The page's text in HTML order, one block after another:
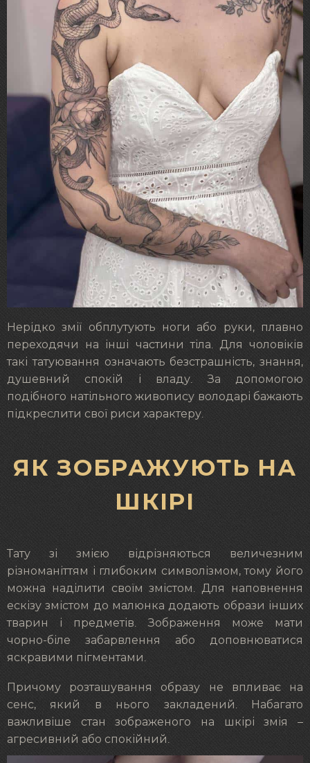
Нерідко змії обплутують ноги або руки, плавно
переходячи на інші частини тіла. Для чоловіків
такі татуювання означають безстрашність, знання,
душевний спокій і владу. За допомогою
подібного натільного живопису володарі бажають
підкреслити свої риси характеру.
ЯК ЗОБРАЖУЮТЬ НА
ШКІРІ
Тату зі змією відрізняються величезним
різноманіттям і глибоким символізмом, тому його
можна наділити своїм змістом. Для наповнення
ескізу змістом до малюнка додають образи інших
тварин і предметів. Зображення може мати
чорно-біле забарвлення або доповнюватися
яскравими пігментами.
Причому розташування образу не впливає на
сенс, який в нього закладений. Набагато
важливіше стан зображеного на шкірі змія –
агресивний або спокійний.